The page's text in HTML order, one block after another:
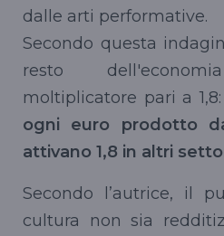
dalle arti performative.
Secondo questa
resto
moltiplicatore pari a
ogni euro prodotto
attivano 1,8 in altri
Secondo l’autrice, il
cultura non sia